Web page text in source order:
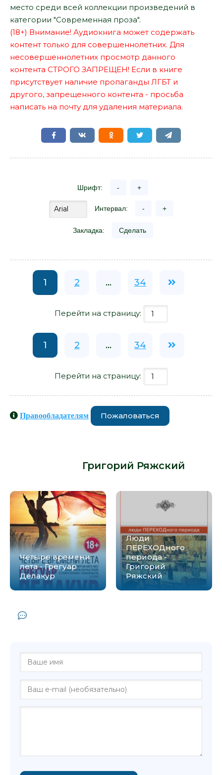
место среди всей коллекции произведений в
категории "Современная проза".
(18+) Внимание! Аудиокнига может содержать
контент только для совершеннолетних. Для
несовершеннолетних просмотр данного
контента СТРОГО ЗАПРЕЩЕН! Если в книге
присутствует наличие пропаганды ЛГБТ и
другого, запрещенного контента - просьба
написать на почту для удаления материала.
Шрифт: - +
Интервал: - +
Закладка: Сделать
1 2 ... 34
Перейти на страницу:
1 2 ... 34
Перейти на страницу:
Правообладателям Пожаловаться
Григорий Ряжский
Четыре времени
лета - Грегуар
Делакур
Люди
ПЕРЕХОДного
периода -
Григорий
Ряжский